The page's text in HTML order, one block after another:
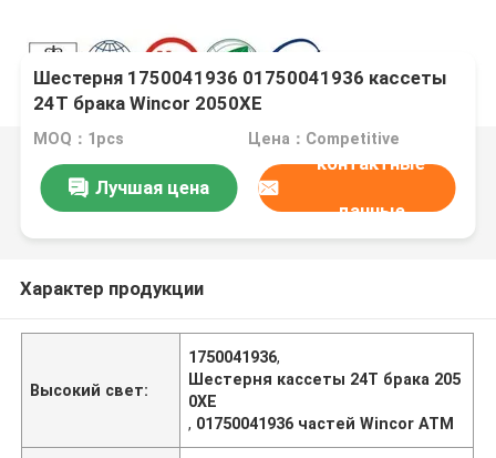
Шестерня 1750041936 01750041936 кассеты
24T брака Wincor 2050XE
MOQ：1pcs Цена：Competitive
Лучшая цена
контактные
данные
Характер продукции
Высокий свет:
1750041936,
Шестерня кассеты 24T брака 205
0XE
, 01750041936 частей Wincor ATM